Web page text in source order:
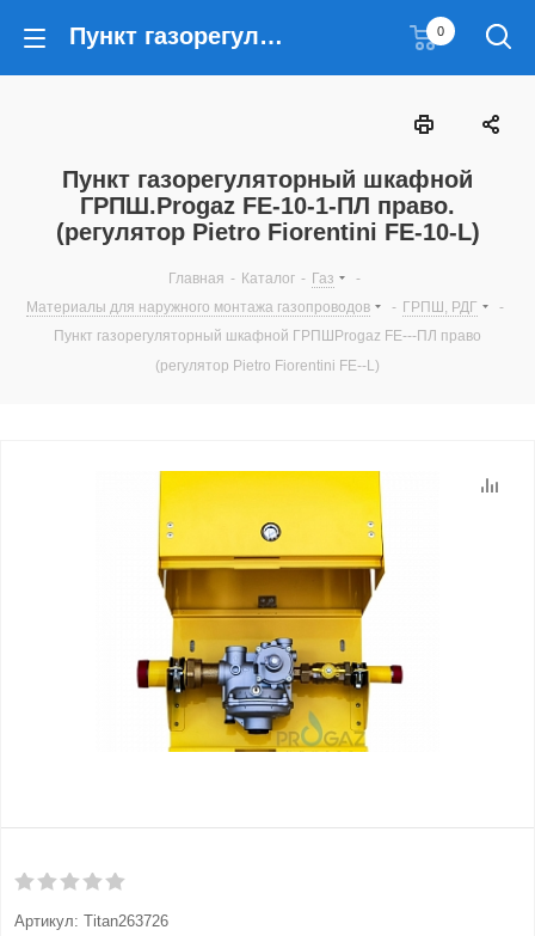
Пункт газорегуляторный шкафной ГРПШ.Progaz FE-10-1-ПЛ право. (регулятор Pietro Fiorentini FE-10-L) 0
Пункт газорегуляторный шкафной
ГРПШ.Progaz FE-10-1-ПЛ право.
(регулятор Pietro Fiorentini FE-10-L)
Главная - Каталог - Газ
-
Материалы для наружного монтажа газопроводов
- ГРПШ, РДГ
-
Пункт газорегуляторный шкафной ГРПШProgaz FE---ПЛ право
(регулятор Pietro Fiorentini FE--L)
Артикул: Titan263726